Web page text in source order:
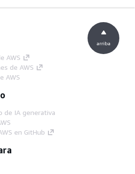
AWS
de AWS
AWS
de IA generativa
en GitHub
arriba